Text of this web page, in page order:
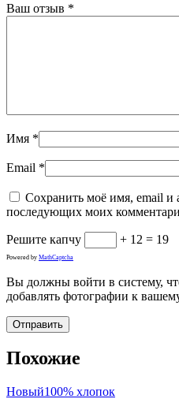
Ваш отзыв *
Имя *
Email *
Сохранить моё имя, email и
последующих моих
Решите капчу + 12 = 19
Powered by MathCaptcha
Вы должны войти в систему,
добавлять фотографии к
Похожие
Новый100% хлопок